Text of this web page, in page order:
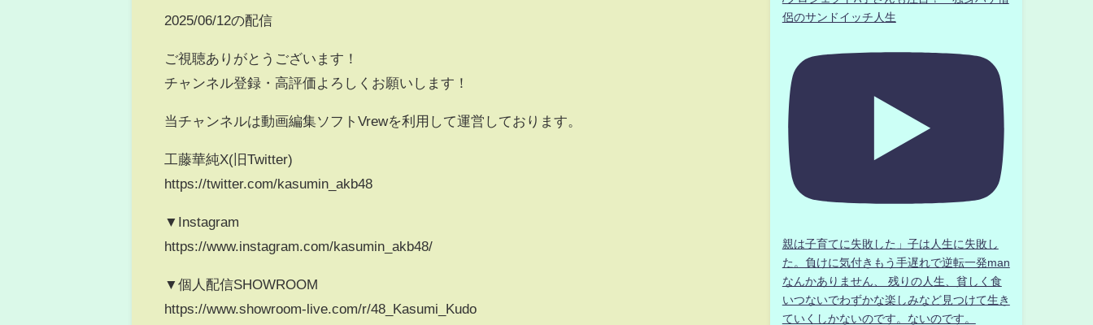
2025/06/12の配信
ご視聴ありがとうございます！
チャンネル登録・高評価よろしくお願いします！
当チャンネルは動画編集ソフトVrewを利用して運営しております。
工藤華純X(旧Twitter)
https://twitter.com/kasumin_akb48
▼Instagram
https://www.instagram.com/kasumin_akb48/
▼個人配信SHOWROOM
https://www.showroom-live.com/r/48_Kasumi_Kudo
侶のサンドイッチ人生
親は子育てに失敗した」子は人生に失敗し
た。負けに気付きもう手遅れで逆転一発man
なんかありません、 残りの人生、貧しく食
いつないでわずかな楽しみなど見つけて生き
ていくしかないのです。ないのです。